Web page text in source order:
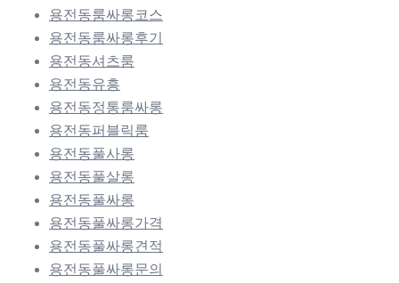
용전동룸싸롱코스
용전동룸싸롱후기
용전동셔츠룸
용전동유흥
용전동정통룸싸롱
용전동퍼블릭룸
용전동풀사롱
용전동풀살롱
용전동풀싸롱
용전동풀싸롱가격
용전동풀싸롱견적
용전동풀싸롱문의